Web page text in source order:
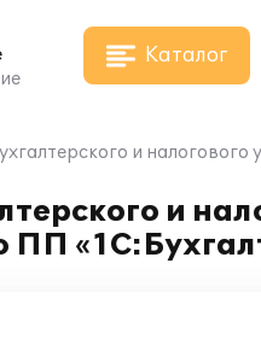
Каталог
и
и